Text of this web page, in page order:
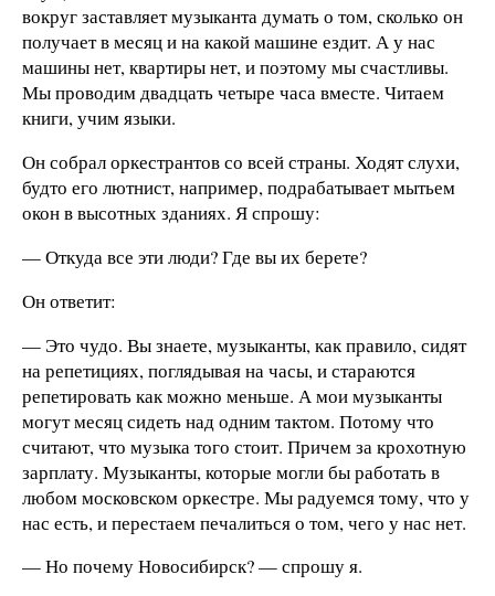
вокруг заставляет музыканта думать о том, сколько он
получает в месяц и на какой машине ездит. А у нас
машины нет, квартиры нет, и поэтому мы счастливы.
Мы проводим двадцать четыре часа вместе. Читаем
книги, учим языки.
Он собрал оркестрантов со всей страны. Ходят слухи,
будто его лютнист, например, подрабатывает мытьем
окон в высотных зданиях. Я спрошу:
— Откуда все эти люди? Где вы их берете?
Он ответит:
— Это чудо. Вы знаете, музыканты, как правило, сидят
на репетициях, поглядывая на часы, и стараются
репетировать как можно меньше. А мои музыканты
могут месяц сидеть над одним тактом. Потому что
считают, что музыка того стоит. Причем за крохотную
зарплату. Музыканты, которые могли бы работать в
любом московском оркестре. Мы радуемся тому, что у
нас есть, и перестаем печалиться о том, чего у нас нет.
— Но почему Новосибирск? — спрошу я.